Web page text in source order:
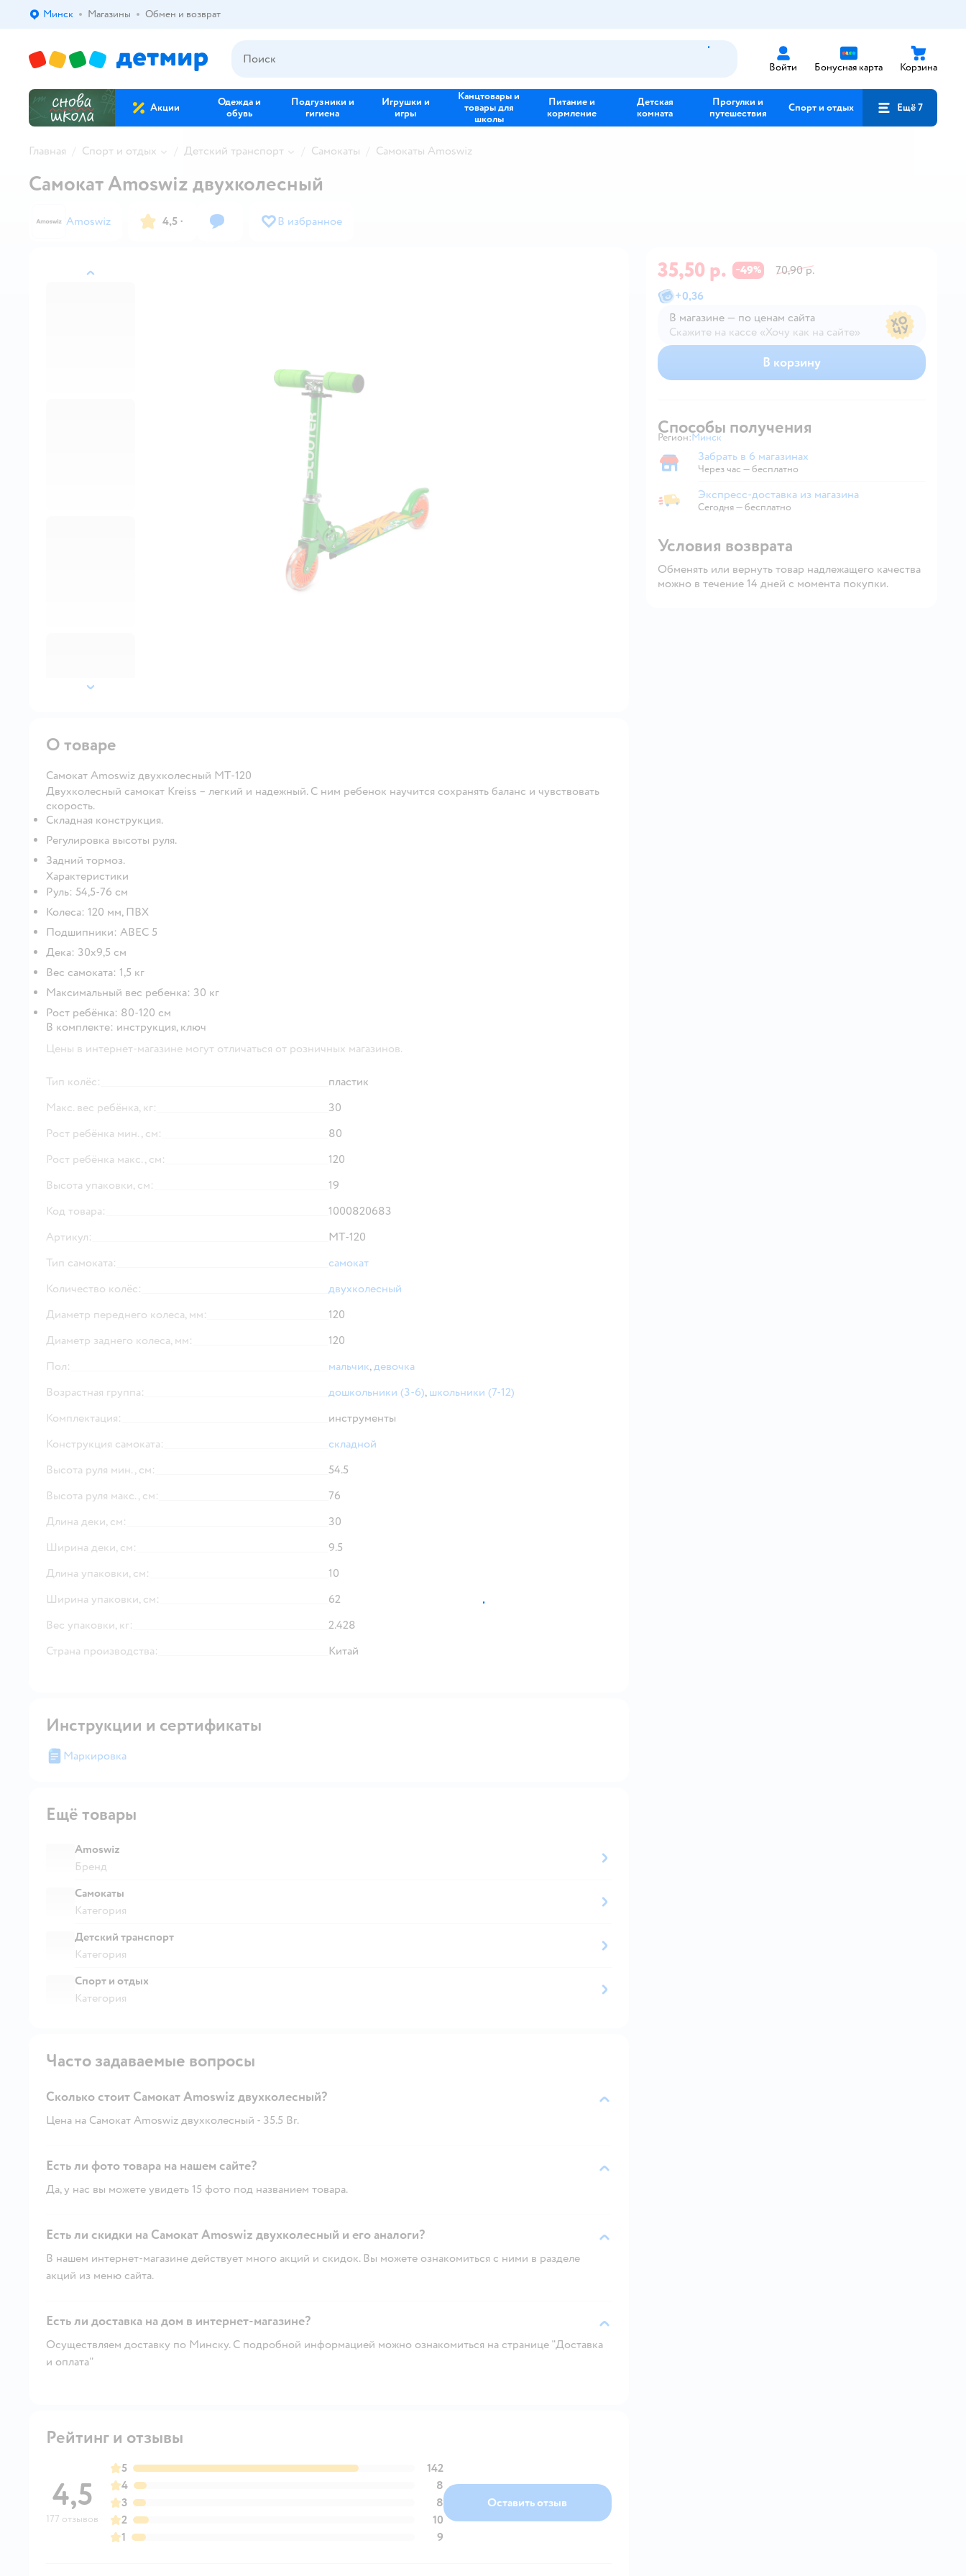
Выбор адреса доставки.
Минск Магазины Обмен и возврат
Войти Бонусная карта Корзина
Акции
Одежда и
обувь
Подгузники и
гигиена
Игрушки и
игры
Канцтовары и
товары для
школы
Питание и
кормление
Детская
комната
Прогулки и
путешествия
Спорт и отдых Ещё 7
Главная Спорт и отдых Детский транспорт Самокаты Самокаты Amoswiz
назад
далее
Самокат Amoswiz двухколесный
Amoswiz 4,5 · В избранное
35,50 р. −49%
70,90 р.
+0,36
В магазине — по ценам сайта
Скажите на кассе «Хочу как на сайте»
В магазине — по ценам сайта
В корзину
Способы получения
Регион: Выбор адреса доставки.
Минск
Забрать в магазине
Забрать в 6 магазинах
Через час — бесплатно
Экспресс-доставка из магазина
Экспресс-доставка из магазина
Сегодня—бесплатно
Условия возврата
Обменять или вернуть товар надлежащего качества
можно в течение 14 дней с момента покупки.
О товаре
Самокат Amoswiz двухколесный MT-120
Двухколесный самокат Kreiss – легкий и надежный. С ним ребенок научится сохранять баланс и чувствовать
скорость.
Складная конструкция.
Регулировка высоты руля.
Задний тормоз.
Характеристики
Руль: 54,5-76 см
Колеса: 120 мм, ПВХ
Подшипники: ABEC 5
Дека: 30х9,5 см
Вес самоката: 1,5 кг
Максимальный вес ребенка: 30 кг
Рост ребёнка: 80-120 см
В комплекте: инструкция, ключ
Цены в интернет-магазине могут отличаться от розничных магазинов.
Тип колёс:
пластик
Макс. вес ребёнка, кг:
30
Рост ребёнка мин., см:
80
Рост ребёнка макс., см:
120
Высота упаковки, см:
19
Код товара:
1000820683
Артикул:
MT-120
Тип самоката:
самокат
Количество колёс:
двухколесный
Диаметр переднего колеса, мм:
120
Диаметр заднего колеса, мм:
120
Пол:
мальчик,девочка
Возрастная группа:
дошкольники (3-6), школьники (7-12)
Комплектация:
инструменты
Конструкция самоката:
складной
Высота руля мин., см:
54.5
Высота руля макс., см:
76
Длина деки, см:
30
Ширина деки, см:
9.5
Длина упаковки, см:
10
Ширина упаковки, см:
62
Вес упаковки, кг:
2.428
Страна производства:
Китай
Инструкции и сертификаты
Маркировка
Ещё товары
Amoswiz
Бренд
Самокаты
Категория
Детский транспорт
Категория
Спорт и отдых
Категория
Часто задаваемые вопросы
Сколько стоит Самокат Amoswiz двухколесный?
Цена на Самокат Amoswiz двухколесный - 35.5 Br.
Есть ли фото товара на нашем сайте?
Да, у нас вы можете увидеть 15 фото под названием товара.
Есть ли скидки на Самокат Amoswiz двухколесный и его аналоги?
В нашем интернет-магазине действует много акций и скидок. Вы можете ознакомиться с ними в разделе
акций из меню сайта.
Есть ли доставка на дом в интернет-магазине?
Осуществляем доставку по Минску. С подробной информацией можно ознакомиться на странице "Доставка
и оплата"
Рейтинг и отзывы
4,5
177 отзывов
5
142
4
8
3
8
2
10
1
9
Оставить отзыв